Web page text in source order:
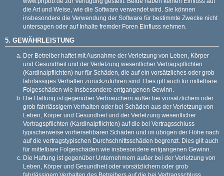
die Art und Weise, wie die Software verwendet wird. Sie können
insbesondere die Verwendung der Software für bestimmte Zwecke nicht
untersagen oder auf Inhalte fremder Foren Einfluss nehmen.
5. GEWÄHRLEISTUNG
Der Betreiber haftet mit Ausnahme der Verletzung von Leben, Körper
und Gesundheit und der Verletzung wesentlicher Vertragspflichten
(Kardinalpflichten) nur für Schäden, die auf ein vorsätzliches oder grob
fahrlässiges Verhalten zurückzuführen sind. Dies gilt auch für mittelbare
Folgeschäden wie insbesondere entgangenen Gewinn.
Die Haftung ist gegenüber Verbrauchern außer bei vorsätzlichem oder
grob fahrlässigem Verhalten oder bei Schäden aus der Verletzung von
Leben, Körper und Gesundheit und der Verletzung wesentlicher
Vertragspflichten (Kardinalpflichten) auf die bei Vertragsschluss
typischerweise vorhersehbaren Schäden und im übrigen der Höhe nach
auf die vertragstypischen Durchschnittsschäden begrenzt. Dies gilt auch
für mittelbare Folgeschäden wie insbesondere entgangenen Gewinn.
Die Haftung ist gegenüber Unternehmern außer bei der Verletzung von
Leben, Körper und Gesundheit oder vorsätzlichem oder grob